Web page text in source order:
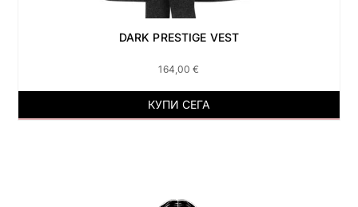
DARK PRESTIGE VEST
164,00€
КУПИ СЕГА